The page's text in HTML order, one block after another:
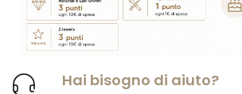
Hai bisogno di aiuto?